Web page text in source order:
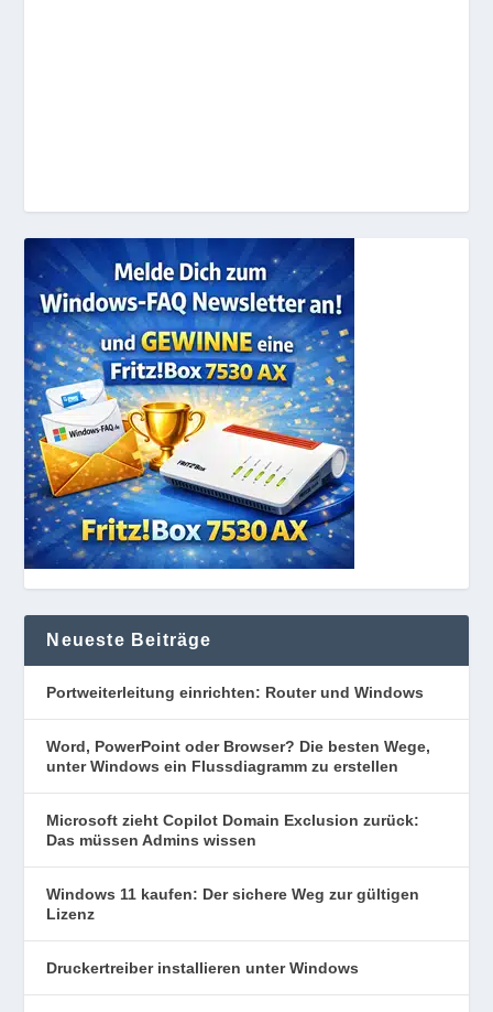
Neueste Beiträge
Portweiterleitung einrichten: Router und Windows
Word, PowerPoint oder Browser? Die besten Wege,
unter Windows ein Flussdiagramm zu erstellen
Microsoft zieht Copilot Domain Exclusion zurück:
Das müssen Admins wissen
Windows 11 kaufen: Der sichere Weg zur gültigen
Lizenz
Druckertreiber installieren unter Windows